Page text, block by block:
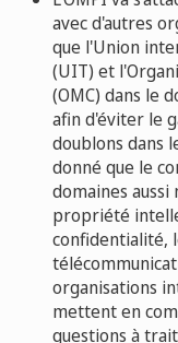
avec d'autres
que l'Union
(UIT) et
(OMC) dans le
afin d'éviter le
doublons dans
donné que le
domaines
propriété
confidentialité,
organisations
mettent en
questions à